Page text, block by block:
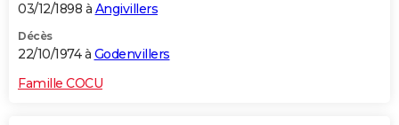
03/12/1898 à Angivillers
Décès
22/10/1974 à Godenvillers
Famille COCU